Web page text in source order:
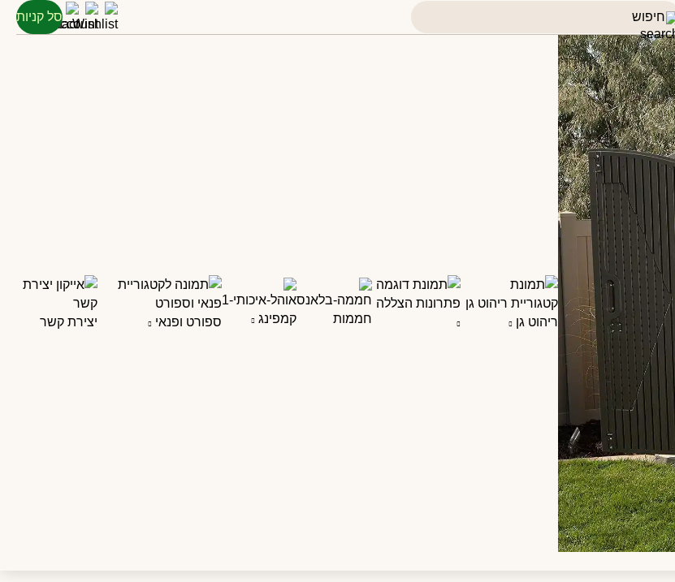
סל קניות
ריהוט גן
פתרונות הצללה
חממות
קמפינג ספורט ופנאי יצירת קשר